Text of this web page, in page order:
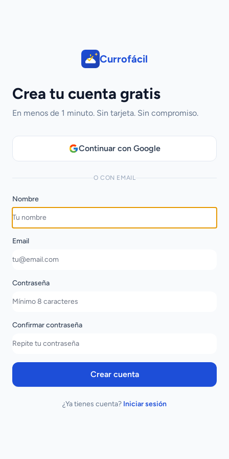
Currofácil
Crea tu cuenta gratis
En menos de 1 minuto. Sin tarjeta. Sin compromiso.
Continuar con Google
O CON EMAIL
Nombre
Email
Contraseña
Confirmar contraseña
Crear cuenta
¿Ya tienes cuenta? Iniciar sesión